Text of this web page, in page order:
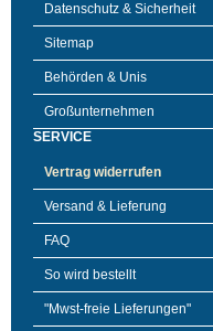
Datenschutz & Sicherheit
Sitemap
Behörden & Unis
Großunternehmen
SERVICE
Vertrag widerrufen
Versand & Lieferung
FAQ
So wird bestellt
"Mwst-freie Lieferungen"